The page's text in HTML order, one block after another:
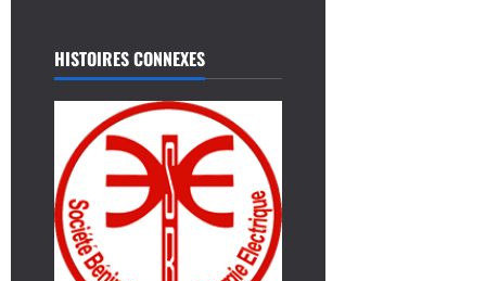
t
i
n
d
HISTOIRES CONNEXES